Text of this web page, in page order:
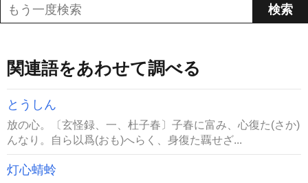
関連語をあわせて調べる
とうしん
放の心。〔玄怪録、一、杜子春〕子春に富み、心復た(さか)
んなり。自ら以爲(おも)へらく、身復た覊せざ...
灯心蜻蛉